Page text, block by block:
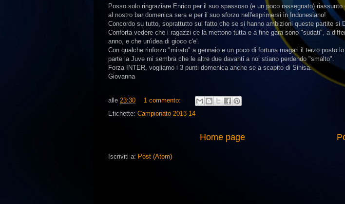
Posso solo ringraziare Enrico per il suo spassoso (e un poco rassegnato)
al nostro bar domenica sera e per il suo sforzo nell'esprimersi in Indonesiano!
Concordo su tutto, soprattutto sul fatto che se si hanno ambizioni queste partite si
Conforta vedere che i ragazzi ce la mettono tutta e a fine gara sono "sudati", a
anno, e che un'idea di gioco c'e'.
Con qualche rinforzo "mirato" a gennaio e un poco di fortuna magari il terzo posto
parte la Juve mi sembra che le altre due davanti a noi stiano perdendo "smalto".
Forza INTER, vogliamo i 3 punti domenica anche se a scapito di Sinisa.
Giovanna
alle 23:30
1 commento:
Etichette: Campionato 2013-14
Home page
Iscriviti a: Post (Atom)